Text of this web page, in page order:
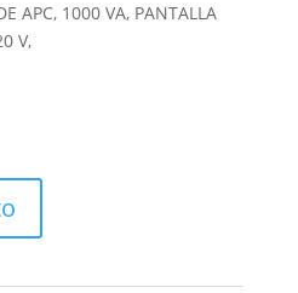
APC, 1000 VA, PANTALLA
V,